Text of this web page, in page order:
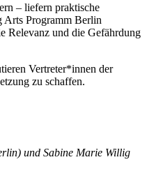
– liefern praktische
Arts Programm Berlin
Relevanz und die Gefährdung
Vertreter*innen der
zu schaffen.
und Sabine Marie Willig